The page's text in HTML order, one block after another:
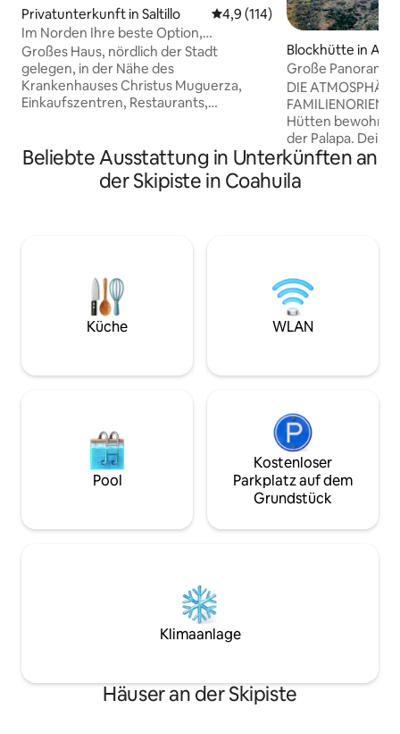
Privatunterkunft in Saltillo Durchschnittliche Bewertung:
4,9 (114)
Im Norden Ihre beste Option,
geräumiges, voll ausgestattetes Haus.
Großes Haus, nördlich der Stadt
gelegen, in der Nähe des
Krankenhauses Christus Muguerza,
Einkaufszentren, Restaurants,
Costco, Liverpool, 3 Minuten von der
Autobahn Saltillo und 10 Minuten von der
Autobahn Saltillo und 10 Minuten. Das
TV-Bereich, TV-Bereich, eine
angenehme Terrasse, eine angenehme
Terrasse, eine Küche mit Herd,
Waschküche, Wohnzimmer, Esszimmer
Blockhütte in
pality
Große
Nähe von
DIE
Hütten
der Palapa. Deine
Gäste, ab dort
berechnet, die
18 Gäste. Die
einen Grill,
Bereich, um
spielen, du wirst
Gastgeber
Beliebte Ausstattung in Unterkünften an
der Skipiste in Coahuila
Küche WLAN
Pool
Kostenloser
Parkplatz auf dem
Grundstück
Klimaanlage
Häuser an der Skipiste